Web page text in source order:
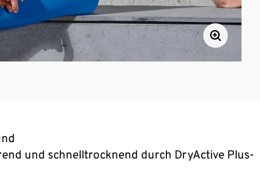
und schnelltrocknend durch DryActive Plus-